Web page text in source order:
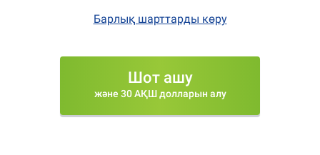
Барлық шарттарды көру
Шот ашу
және 30 АҚШ долларын алу